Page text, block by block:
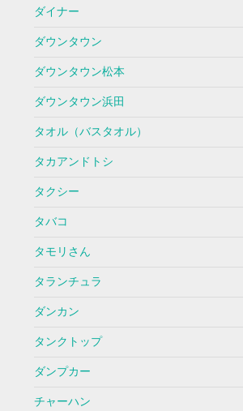
ダイナー
ダウンタウン
ダウンタウン松本
ダウンタウン浜田
タオル（バスタオル）
タカアンドトシ
タクシー
タバコ
タモリさん
タランチュラ
ダンカン
タンクトップ
ダンプカー
チャーハン